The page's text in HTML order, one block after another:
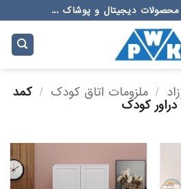
محصولات دیجیتال و پوشاک ...
/ ملزومات اتاق کودک / کمد
دراور کودک